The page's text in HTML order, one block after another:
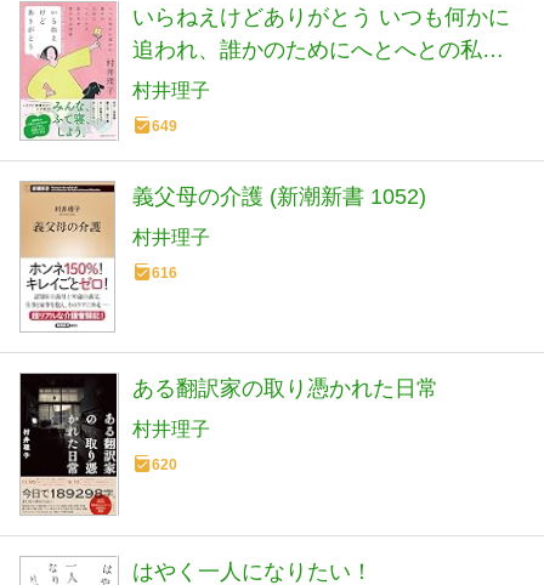
いらねえけどありがとう いつも何かに
追われ、誰かのためにへとへとの私た
ちが救われる技術
村井理子
649
義父母の介護 (新潮新書 1052)
村井理子
616
ある翻訳家の取り憑かれた日常
村井理子
620
はやく一人になりたい！